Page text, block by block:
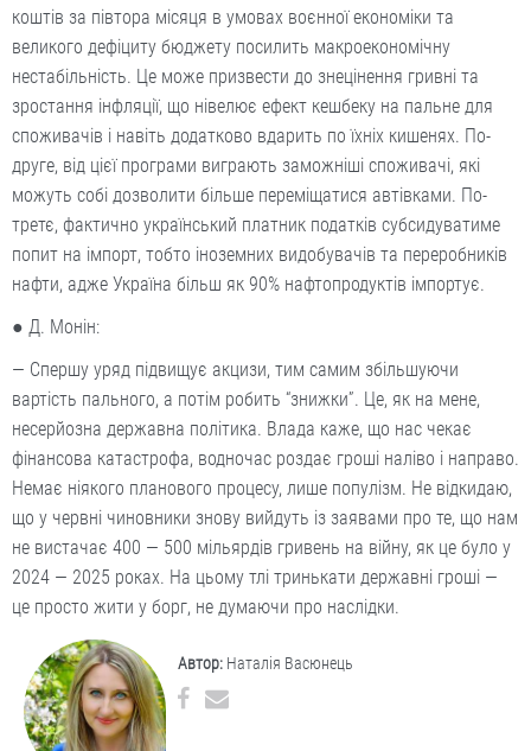
коштів за півтора місяця в умовах воєнної економіки та
великого дефіциту бюджету посилить макроекономічну
нестабільність. Це може призвести до знецінення гривні та
зростання інфляції, що нівелює ефект кешбеку на пальне для
споживачів і навіть додатково вдарить по їхніх кишенях. По-
друге, від цієї програми виграють заможніші споживачі, які
можуть собі дозволити більше переміщатися автівками. По-
третє, фактично український платник податків субсидуватиме
попит на імпорт, тобто іноземних видобувачів та переробників
нафти, адже Україна більш як 90% нафтопродуктів імпортує.
● Д. Монін:
— Спершу уряд підвищує акцизи, тим самим збільшуючи
вартість пального, а потім робить “знижки”. Це, як на мене,
несерйозна державна політика. Влада каже, що нас чекає
фінансова катастрофа, водночас роздає гроші наліво і направо.
Немає ніякого планового процесу, лише популізм. Не відкидаю,
що у червні чиновники знову вийдуть із заявами про те, що нам
не вистачає 400 — 500 мільярдів гривень на війну, як це було у
2024 — 2025 роках. На цьому тлі тринькати державні гроші —
це просто жити у борг, не думаючи про наслідки.
Автор: Наталія Васюнець